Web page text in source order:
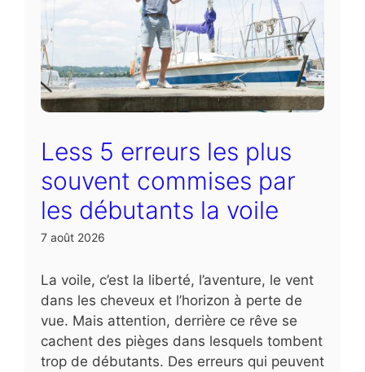
Less 5 erreurs les plus
souvent commises par
les débutants la voile
7 août 2026
La voile, c’est la liberté, l’aventure, le vent
dans les cheveux et l’horizon à perte de
vue. Mais attention, derrière ce rêve se
cachent des pièges dans lesquels tombent
trop de débutants. Des erreurs qui peuvent